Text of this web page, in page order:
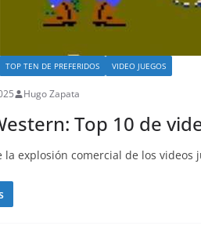
TOP TEN DE PREFERIDOS VIDEO JUEGOS
Hugo Zapata
Top 10 de
la explosión comercial de los videos